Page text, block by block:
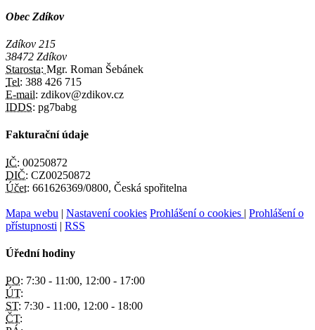
Obec Zdíkov
Zdíkov 215
38472 Zdíkov
Starosta: Mgr. Roman Šebánek
Tel: 388 426 715
E-mail: zdikov@zdikov.cz
IDDS: pg7babg
Fakturační údaje
IČ: 00250872
DIČ: CZ00250872
Účet: 661626369/0800, Česká spořitelna
Mapa webu | Nastavení cookies Prohlášení o cookies | Prohlášení o
přístupnosti | RSS
Úřední hodiny
PO: 7:30 - 11:00, 12:00 - 17:00
ÚT:
ST: 7:30 - 11:00, 12:00 - 18:00
ČT: